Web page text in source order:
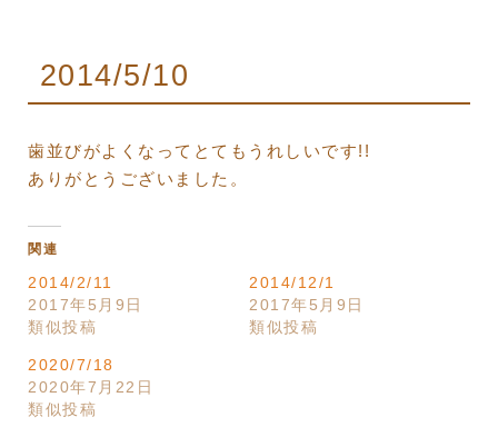
2014/5/10
歯並びがよくなってとてもうれしいです!!
ありがとうございました。
関連
2014/2/11
2017年5月9日
類似投稿
2014/12/1
2017年5月9日
類似投稿
2020/7/18
2020年7月22日
類似投稿